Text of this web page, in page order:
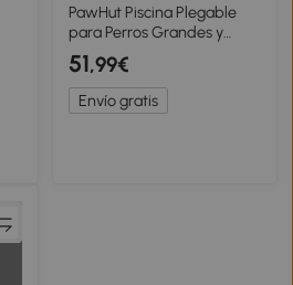
PawHut Piscina Plegable
para Perros Grandes y
Medianos con Suelo
Antideslizante para Patos
Interior y Exterior 120x30
cm
51,99€
Envío gratis